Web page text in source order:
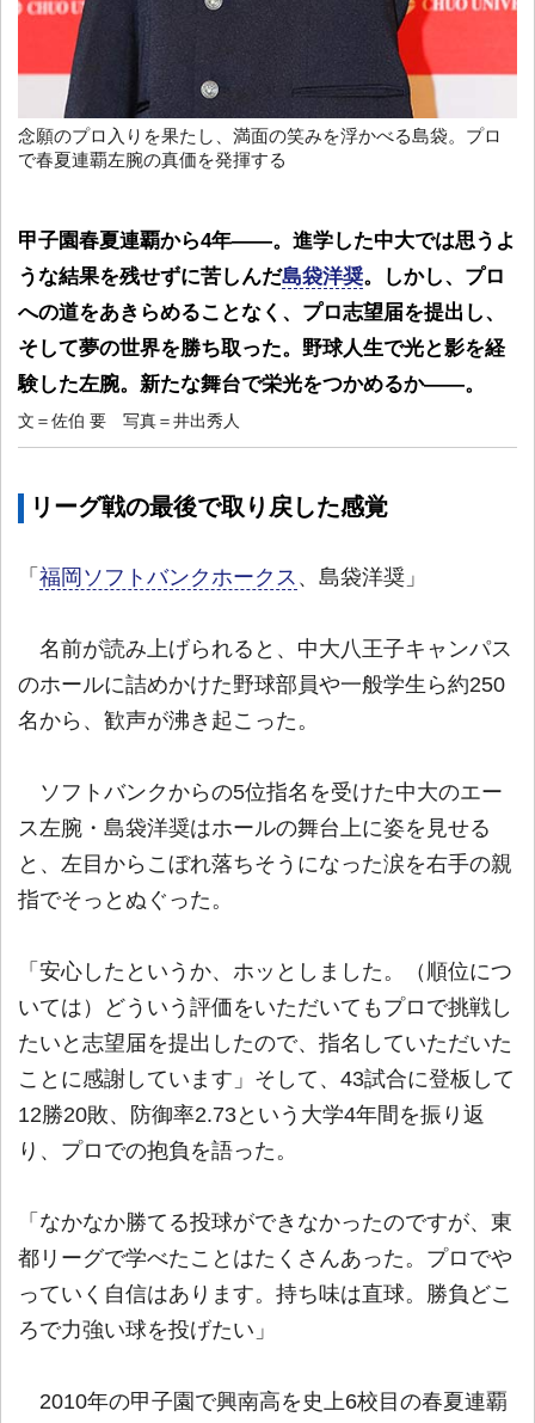
念願のプロ入りを果たし、満面の笑みを浮かべる島袋。プロ
で春夏連覇左腕の真価を発揮する
甲子園春夏連覇から4年――。進学した中大では思うよ
うな結果を残せずに苦しんだ島袋洋奨。しかし、プロ
への道をあきらめることなく、プロ志望届を提出し、
そして夢の世界を勝ち取った。野球人生で光と影を経
験した左腕。新たな舞台で栄光をつかめるか――。
文＝佐伯 要 写真＝井出秀人
リーグ戦の最後で取り戻した感覚
「 福岡ソフトバンクホークス 、島袋洋奨」
名前が読み上げられると、中大八王子キャンパス
のホールに詰めかけた野球部員や一般学生ら約250
名から、歓声が沸き起こった。
ソフトバンクからの5位指名を受けた中大のエー
ス左腕・島袋洋奨はホールの舞台上に姿を見せる
と、左目からこぼれ落ちそうになった涙を右手の親
指でそっとぬぐった。
「安心したというか、ホッとしました。（順位につ
いては）どういう評価をいただいてもプロで挑戦し
たいと志望届を提出したので、指名していただいた
ことに感謝しています」そして、43試合に登板して
12勝20敗、防御率2.73という大学4年間を振り返
り、プロでの抱負を語った。
「なかなか勝てる投球ができなかったのですが、東
都リーグで学べたことはたくさんあった。プロでや
っていく自信はあります。持ち味は直球。勝負どこ
ろで力強い球を投げたい」
2010年の甲子園で興南高を史上6校目の春夏連覇